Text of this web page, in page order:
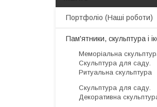
Портфоліо (Наші роботи)
Пам'ятники, скульптура і
Меморіальна
Скульптура для саду.
Ритуальна скульптура
Скульптура для саду.
Декоративна